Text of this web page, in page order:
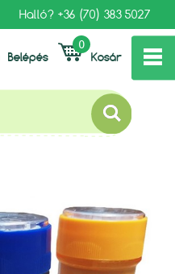
Halló? +36 (70) 383 5027
Kosár
0
Belépés
» »
200 ML
200 ML